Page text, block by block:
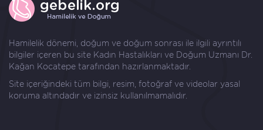
Hamilelik dönemi, doğum ve doğum sonrası ile ilgili ayrıntılı
bilgiler içeren bu site Kadın Hastalıkları ve Doğum Uzmanı Dr.
Kağan Kocatepe tarafından hazırlanmaktadır.
Site içeriğindeki tüm bilgi, resim, fotoğraf ve videolar yasal
koruma altındadır ve izinsiz kullanılmamalıdır.